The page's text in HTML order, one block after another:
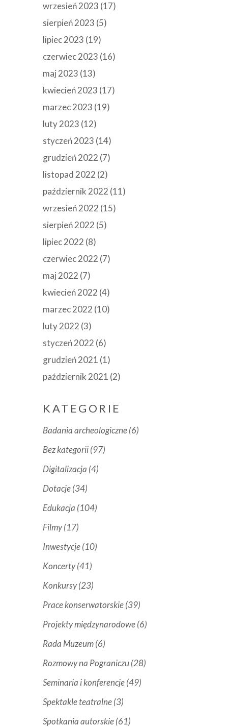
wrzesień 2023 (17)
sierpień 2023 (5)
lipiec 2023 (19)
czerwiec 2023 (16)
maj 2023 (13)
kwiecień 2023 (17)
marzec 2023 (19)
luty 2023 (12)
styczeń 2023 (14)
grudzień 2022 (7)
listopad 2022 (2)
październik 2022 (11)
wrzesień 2022 (15)
sierpień 2022 (5)
lipiec 2022 (8)
czerwiec 2022 (7)
maj 2022 (7)
kwiecień 2022 (4)
marzec 2022 (10)
luty 2022 (3)
styczeń 2022 (6)
grudzień 2021 (1)
październik 2021 (2)
KATEGORIE
Badania archeologiczne(6)
Bez kategorii(97)
Digitalizacja (4)
Dotacje(34)
Edukacja (104)
Filmy(17)
Inwestycje(10)
Koncerty(41)
Konkursy(23)
Prace konserwatorskie(39)
Projekty międzynarodowe(6)
Rada Muzeum(6)
Rozmowy na Pograniczu(28)
Seminaria i konferencje(49)
Spektakle teatralne(3)
Spotkania autorskie(61)